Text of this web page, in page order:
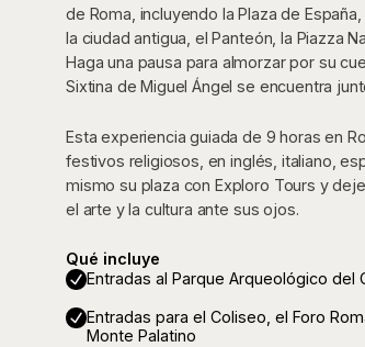
de Roma, incluyendo la Plaza de
la ciudad antigua, el Panteón, la Piazza
Haga una pausa para almorzar por su
Sixtina de Miguel Ángel se encuentra
Esta experiencia guiada de 9 horas en
festivos religiosos, en inglés, italiano,
mismo su plaza con Exploro Tours y
el arte y la cultura ante sus ojos.
Qué incluye
Entradas al Parque Arqueológico del
Entradas para el Coliseo, el Foro
Monte Palatino